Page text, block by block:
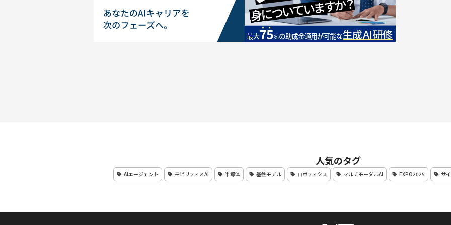
人気のタグ
AIエージェント モビリティ×AI 半導体 基盤モデル ロボティクス マルチモーダルAI EXPO2025 サ